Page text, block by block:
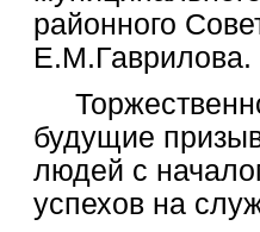
районного
Е.М.Гаврилова.
будущие
людей с
успехов на